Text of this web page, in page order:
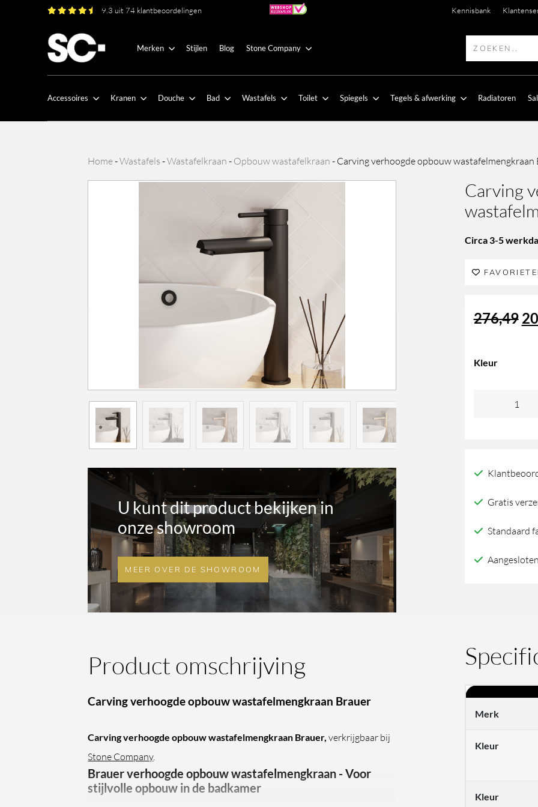
9.3 uit 74 klantbeoordelingen Kennisbank
Merken Stijlen Blog Stone Company
Accessoires Kranen Douche Bad Wastafels Toilet Spiegels Tegels & afwerking Radiatoren
Home-Wastafels -Wastafelkraan - Opbouw wastafelkraan - Carving verhoogde opbouw wastafelmengkraan
U kunt dit product bekijken in
onze showroom
MEER OVER DE SHOWROOM
Carving
Circa 3-5
276,49
Kleur
Brauer
Gratis
Standaard
Product omschrijving
Carving verhoogde opbouw wastafelmengkraan Brauer
Carving verhoogde opbouw wastafelmengkraan Brauer,verkrijgbaar bij
Stone Company.
Brauer verhoogde opbouw wastafelmengkraan - Voor
stijlvolle opbouw in de badkamer
Merk
Kleur
Kleur